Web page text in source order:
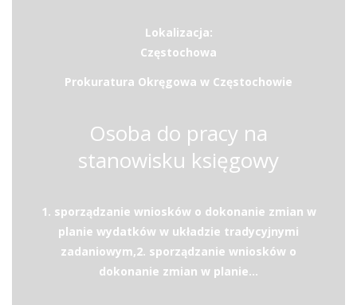
Lokalizacja:
Częstochowa
Prokuratura Okręgowa w Częstochowie
Osoba do pracy na
stanowisku księgowy
1. sporządzanie wniosków o dokonanie zmian w
planie wydatków w układzie tradycyjnymi
zadaniowym,2. sporządzanie wniosków o
dokonanie zmian w planie...